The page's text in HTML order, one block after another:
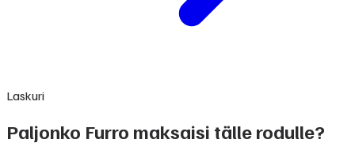
Laskuri
Paljonko Furro maksaisi tälle rodulle?